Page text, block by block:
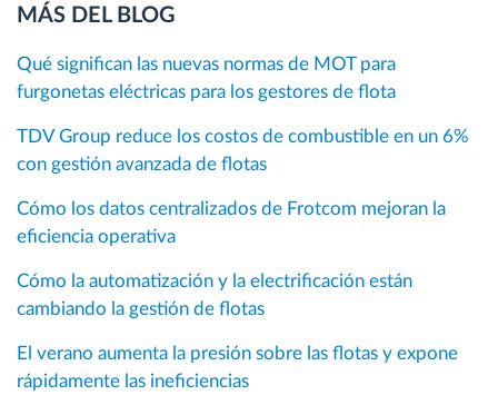
MÁS DEL BLOG
Qué significan las nuevas normas de MOT para
furgonetas eléctricas para los gestores de flota
TDV Group reduce los costos de combustible en un 6%
con gestión avanzada de flotas
Cómo los datos centralizados de Frotcom mejoran la
eficiencia operativa
Cómo la automatización y la electrificación están
cambiando la gestión de flotas
El verano aumenta la presión sobre las flotas y expone
rápidamente las ineficiencias